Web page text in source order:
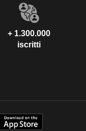
+ 1.300.000
iscritti